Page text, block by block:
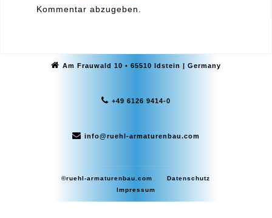
Kommentar abzugeben.
Am Frauwald 10 • 65510 Idstein | Germany
+49 6126 9414-0
info@ruehl-armaturenbau.com
©ruehl-armaturenbau.com
Datenschutz
Impressum